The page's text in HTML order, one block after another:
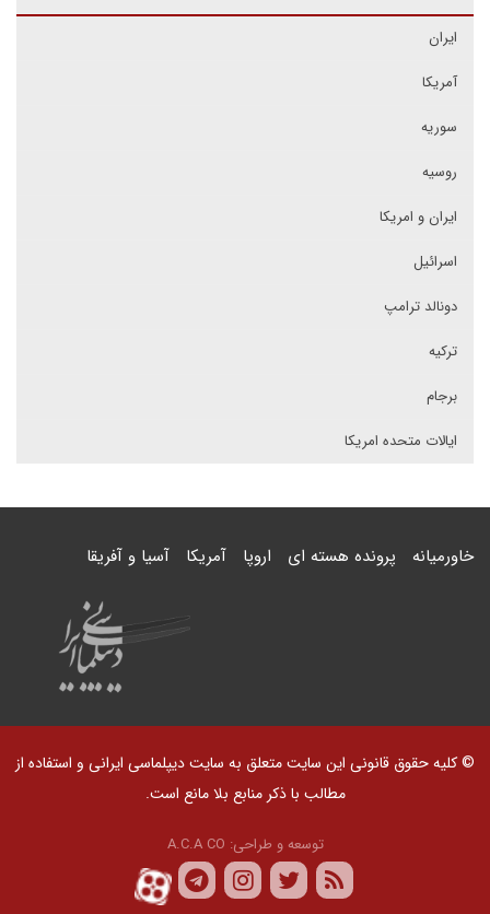
ایران
آمریکا
سوریه
روسیه
ایران و امریکا
اسرائیل
دونالد ترامپ
ترکیه
برجام
ایالات متحده امریکا
خاورمیانه پرونده هسته ای اروپا آمریکا آسیا و آفریقا
© کلیه حقوق قانونی این سایت متعلق به سایت دیپلماسی ایرانی و استفاده از
مطالب با ذکر منابع بلا مانع است.
توسعه و طراحی: A.C.A CO